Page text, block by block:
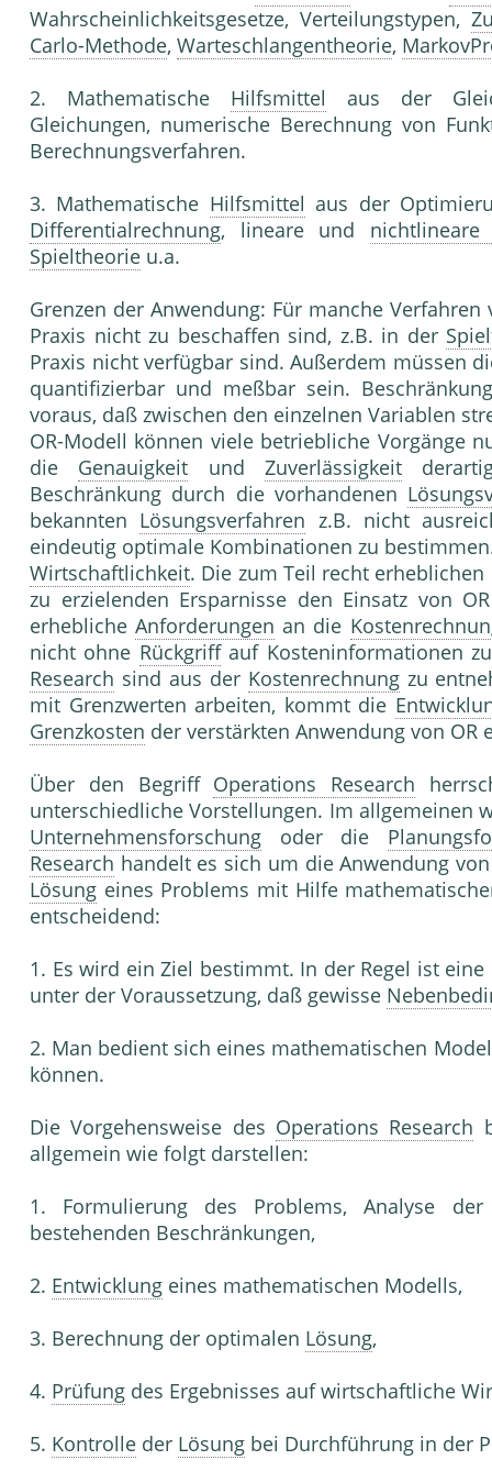
Wahrscheinlichkeitsgesetze, Verteilungstypen,
Carlo-Methode, Warteschlangentheorie,
2. Mathematische Hilfsmittel aus der
Gleichungen, numerische Berechnung von
Berechnungsverfahren.
3. Mathematische Hilfsmittel aus der
Differentialrechnung, lineare und
Spieltheorie u.a.
Grenzen der Anwendung: Für manche
Praxis nicht zu beschaffen sind, z.B. in der
Praxis nicht verfügbar sind. Außerdem müssen
quantifizierbar und meßbar sein.
voraus, daß zwischen den einzelnen Variablen
OR-Modell können viele betriebliche Vorgänge
die Genauigkeit und Zuverlässigkeit
Beschränkung durch die vorhandenen
bekannten Lösungsverfahren z.B. nicht
eindeutig optimale Kombinationen zu
Wirtschaftlichkeit. Die zum Teil recht
zu erzielenden Ersparnisse den Einsatz von
erheblicheAnforderungen an die
nicht ohne Rückgriffauf Kosteninformationen
Research sind aus der Kostenrechnungzu
mit Grenzwerten arbeiten, kommt die
Grenzkosten der verstärkten Anwendung von OR
Über den Begriff Operations Research
unterschiedliche Vorstellungen. Im allgemeinen
Unternehmensforschung oder die
Research handelt es sich um die Anwendung
Lösung eines Problems mit Hilfe
entscheidend:
1. Es wird ein Ziel bestimmt. In der Regel ist
unter der Voraussetzung, daß gewisse
2. Man bedient sich eines mathematischen
können.
Die Vorgehensweise des Operations Research
allgemein wie folgt darstellen:
1. Formulierung des Problems, Analyse
bestehenden Beschränkungen,
2. Entwicklung eines mathematischen Modells,
3. Berechnung der optimalen Lösung,
4. Prüfung des Ergebnisses auf wirtschaftliche
5. Kontrolle der Lösung bei Durchführung in der